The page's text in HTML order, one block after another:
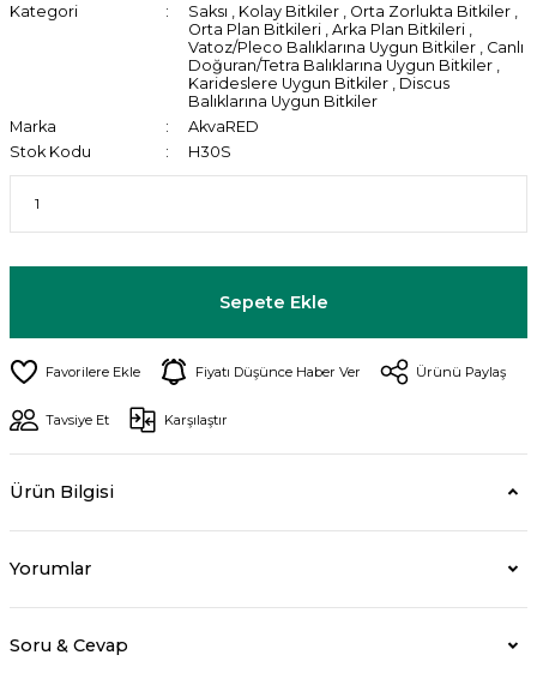
Kategori Saksı Kolay Bitkiler Orta Zorlukta Bitkiler
Orta Plan Bitkileri
Arka Plan Bitkileri
Vatoz/Pleco Balıklarına Uygun Bitkiler
Canlı
Doğuran/Tetra Balıklarına Uygun Bitkiler
Karideslere Uygun Bitkiler
Discus
Balıklarına Uygun Bitkiler
Marka
AkvaRED
Stok Kodu
H30S
Sepete Ekle
Fiyatı Düşünce Haber Ver Ürünü Paylaş
Tavsiye Et Karşılaştır
Ürün Bilgisi
Yorumlar
Soru & Cevap